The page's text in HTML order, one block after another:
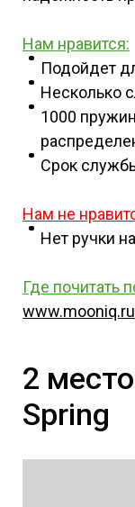
Нам нравится:
Подойдет
Несколько
1000
Срок
Нам не
Нет ручки
Где почитать
www.mooniq.ru
2
Spring